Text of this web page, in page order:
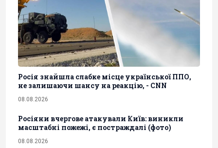
Росія знайшла слабке місце української ППО,
не залишаючи шансу на реакцію, - CNN
08.08.2026
Росіяни вчергове атакували Київ: виникли
масштабні пожежі, є постраждалі (фото)
08.08.2026